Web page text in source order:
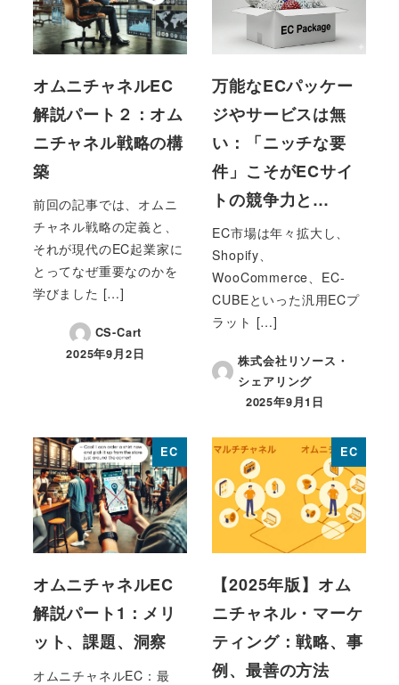
オムニチャネルEC
解説パート２：オム
ニチャネル戦略の構
築
前回の記事では、オムニ
チャネル戦略の定義と、
それが現代のEC起業家に
とってなぜ重要なのかを
学びました […]
CS-Cart
投稿日
2025年9月2日
万能なECパッケー
ジやサービスは無
い：「ニッチな要
件」こそがECサイ
トの競争力と…
EC市場は年々拡大し、
Shopify、
WooCommerce、EC-
CUBEといった汎用ECプ
ラット […]
株式会社リソース・
シェアリング
投稿日
2025年9月1日
EC
オムニチャネルEC
解説パート1：メリ
ット、課題、洞察
オムニチャネルEC：最
EC
【2025年版】オム
ニチャネル・マーケ
ティング：戦略、事
例、最善の方法